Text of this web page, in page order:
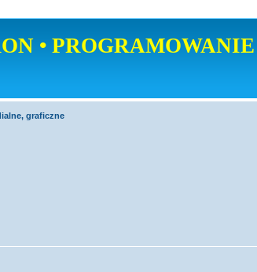
• PROGRAMOWANIE
graficzne